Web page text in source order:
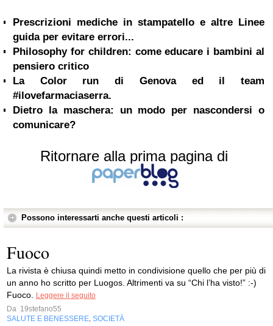
Prescrizioni mediche in stampatello e altre Linee
guida per evitare errori...
Philosophy for children: come educare i bambini al
pensiero critico
La Color run di Genova ed il team
#ilovefarmaciaserra.
Dietro la maschera: un modo per nascondersi o
comunicare?
Ritornare alla prima pagina di
Possono interessarti anche questi articoli :
Fuoco
La rivista è chiusa quindi metto in condivisione quello che per più di
un anno ho scritto per Luogos. Altrimenti va su “Chi l’ha visto!” :-)
Fuoco.
Leggere il seguito
Da 19stefano55
SALUTE E BENESSERE SOCIETÀ